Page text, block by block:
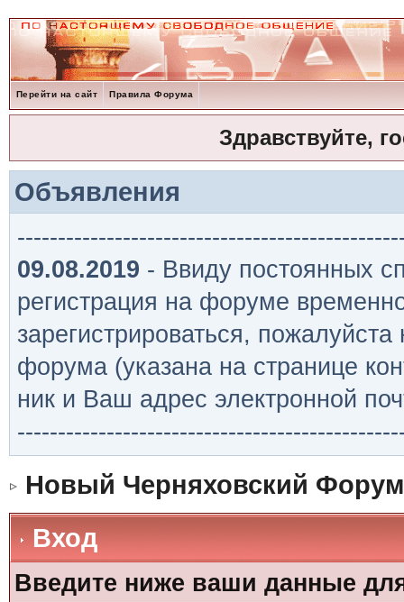
Перейти на сайт Правила Форума
Здравствуйте,
Объявления
09.08.2019 - Ввиду постоянных
регистрация на форуме
зарегистрироваться,
форума (указана на странице
ник и Ваш адрес электронной
Новый Черняховский Форум
Вход
Введите ниже ваши данные